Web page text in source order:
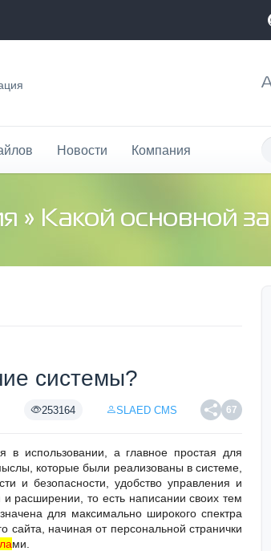
Новости Компания
» Какой основной
системы?
253164 SLAED CMS 67
в использовании, а главное простая для
которые были реализованы в системе,
и безопасности, удобство управления и
расширении, то есть написании своих тем
для максимально широкого спектра
сайта, начиная от персональной странички
ми.